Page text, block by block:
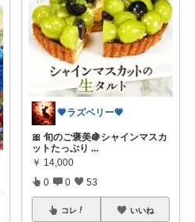
💗ラズベリー💗
🎀 旬のご褒美🍇シャインマスカ
ットたっぷり ...
￥ 14,000
0 0 53
コレ いいね